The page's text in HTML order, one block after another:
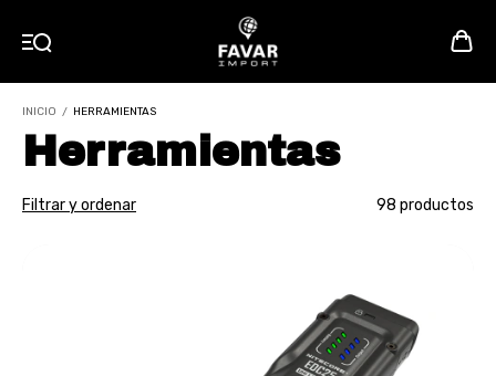
INICIO / HERRAMIENTAS
Herramientas
Filtrar y ordenar 98 productos